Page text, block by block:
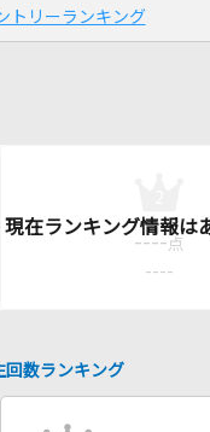
トリーランキング
---- 点
----
回数ランキング